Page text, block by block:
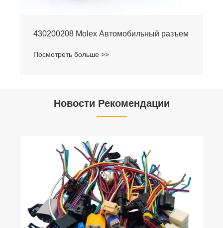
430200208 Molex Автомобильный разъем
Посмотреть больше >>
Новости Рекомендации